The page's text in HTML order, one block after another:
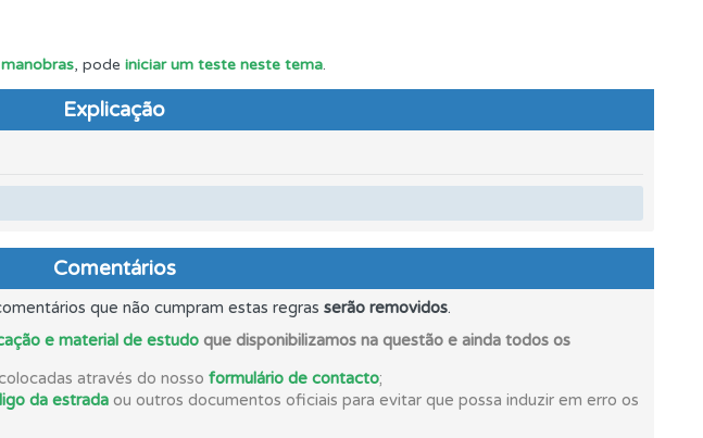
os melhores resultados.
na plataforma.
mais rapidamente.
tem dúvidas.
em qualquer equipamento.
, pode iniciar um teste neste tema.
Explicação
Comentários
que não cumpram estas regras serão removidos.
e material de estudo que disponibilizamos na questão e ainda todos os
através do nosso formulário de contacto;
da estrada ou outros documentos oficiais para evitar que possa induzir em erro os